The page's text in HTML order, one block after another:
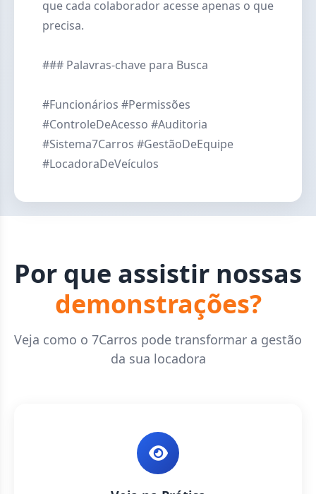
que cada colaborador acesse apenas o que
precisa.
### Palavras-chave para Busca
#Funcionários #Permissões
#ControleDeAcesso #Auditoria
#Sistema7Carros #GestãoDeEquipe
#LocadoraDeVeículos
Por que assistir nossas
demonstrações?
Veja como o 7Carros pode transformar a gestão
da sua locadora